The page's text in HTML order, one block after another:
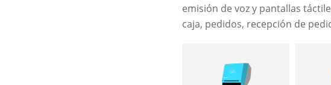
emisión de voz y pantallas
caja, pedidos, recepción de